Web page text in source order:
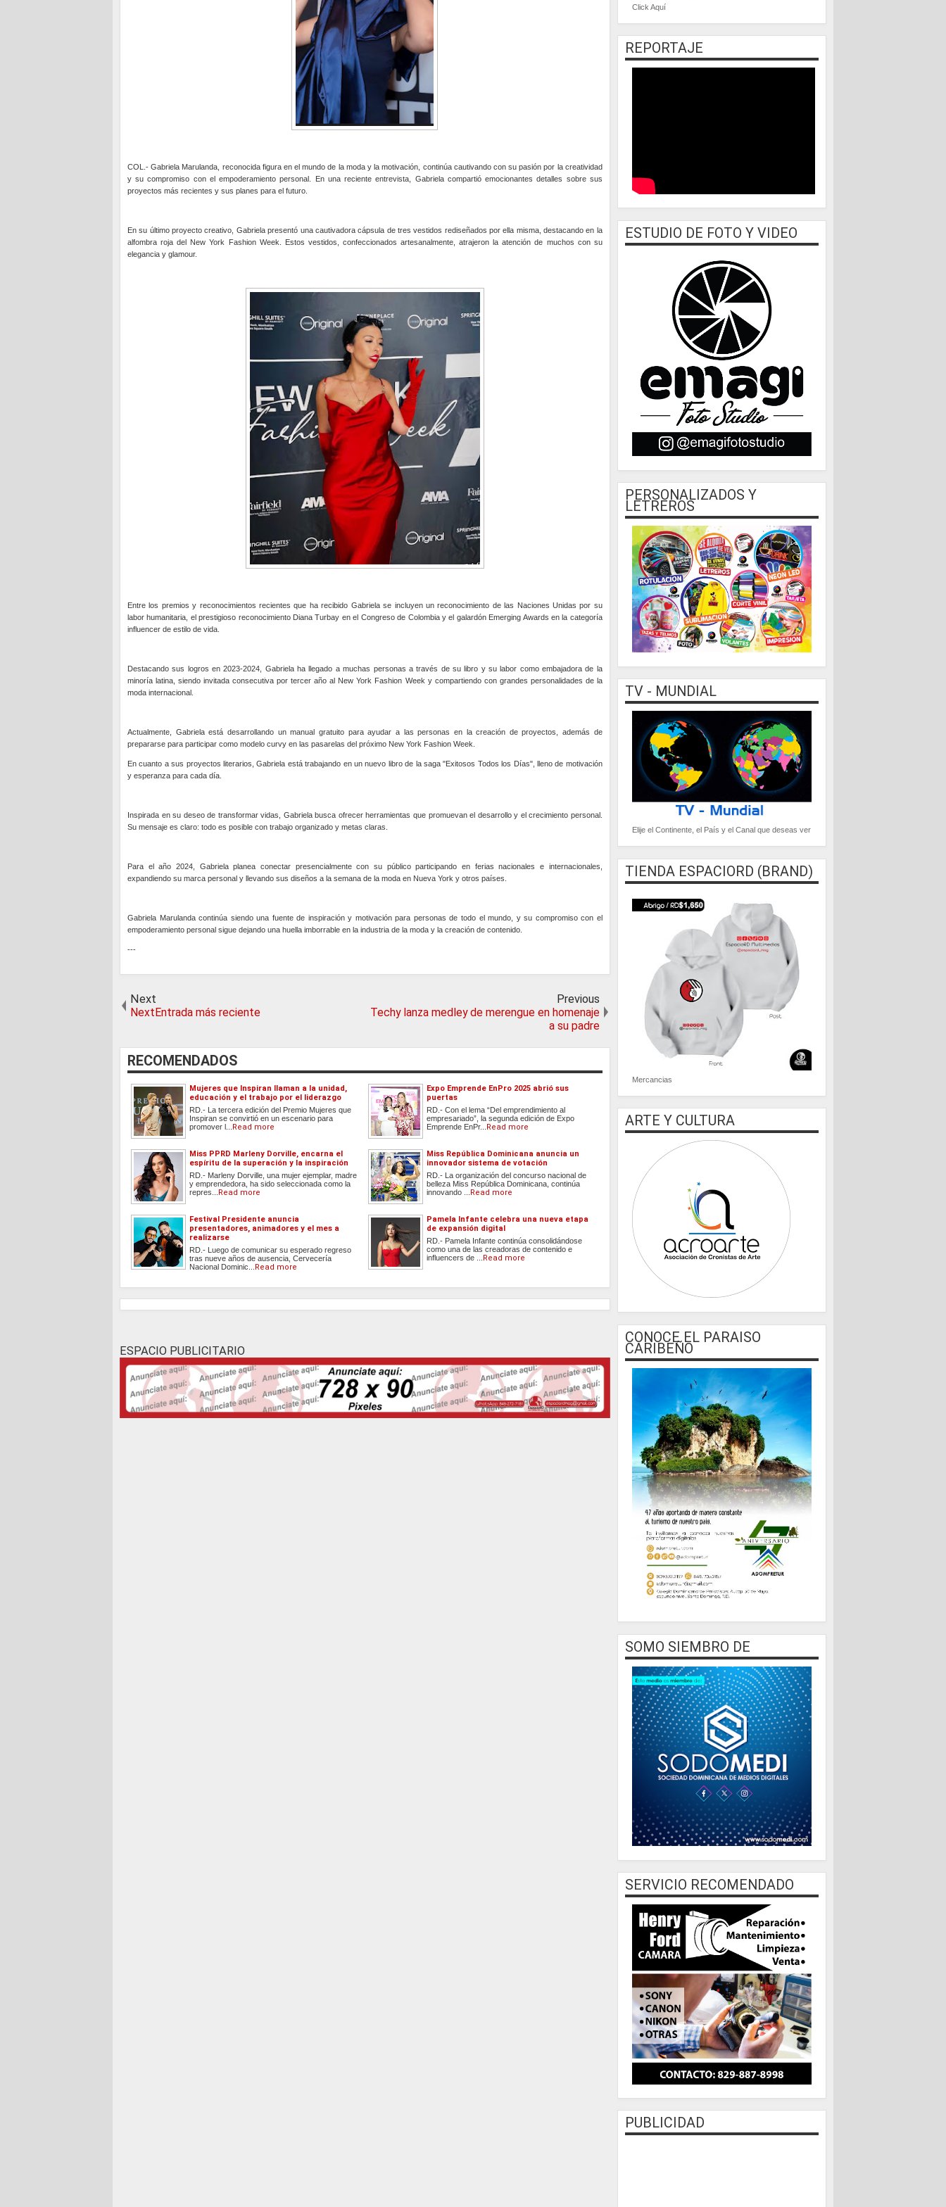
COL.- Gabriela Marulanda, reconocida figura en el mundo de la moda y la motivación, continúa cautivando con su pasión por la creatividad
y su compromiso con el empoderamiento personal. En una reciente entrevista, Gabriela compartió emocionantes detalles sobre sus
proyectos más recientes y sus planes para el futuro.
En su último proyecto creativo, Gabriela presentó una cautivadora cápsula de tres vestidos rediseñados por ella misma, destacando en la
alfombra roja del New York Fashion Week. Estos vestidos, confeccionados artesanalmente, atrajeron la atención de muchos con su
elegancia y glamour.
Entre los premios y reconocimientos recientes que ha recibido Gabriela se incluyen un reconocimiento de las Naciones Unidas por su
labor humanitaria, el prestigioso reconocimiento Diana Turbay en el Congreso de Colombia y el galardón Emerging Awards en la categoría
influencer de estilo de vida.
Destacando sus logros en 2023-2024, Gabriela ha llegado a muchas personas a través de su libro y su labor como embajadora de la
minoría latina, siendo invitada consecutiva por tercer año al New York Fashion Week y compartiendo con grandes personalidades de la
moda internacional.
Actualmente, Gabriela está desarrollando un manual gratuito para ayudar a las personas en la creación de proyectos, además de
prepararse para participar como modelo curvy en las pasarelas del próximo New York Fashion Week.
En cuanto a sus proyectos literarios, Gabriela está trabajando en un nuevo libro de la saga "Exitosos Todos los Días", lleno de motivación
y esperanza para cada día.
Inspirada en su deseo de transformar vidas, Gabriela busca ofrecer herramientas que promuevan el desarrollo y el crecimiento personal.
Su mensaje es claro: todo es posible con trabajo organizado y metas claras.
Para el año 2024, Gabriela planea conectar presencialmente con su público participando en ferias nacionales e internacionales,
expandiendo su marca personal y llevando sus diseños a la semana de la moda en Nueva York y otros países.
Gabriela Marulanda continúa siendo una fuente de inspiración y motivación para personas de todo el mundo, y su compromiso con el
empoderamiento personal sigue dejando una huella imborrable en la industria de la moda y la creación de contenido.
---
Next
NextEntrada más reciente
Previous
Techy lanza medley de merengue en homenaje
a su padre
RECOMENDADOS
Mujeres que Inspiran llaman a la unidad,
educación y el trabajo por el liderazgo
RD.- La tercera edición del Premio Mujeres que
Inspiran se convirtió en un escenario para
promover l... Read more
Expo Emprende EnPro 2025 abrió sus
puertas
RD.- Con el lema “Del emprendimiento al
empresariado”, la segunda edición de Expo
Emprende EnPr... Read more
Miss PPRD Marleny Dorville, encarna el
espíritu de la superación y la inspiración
RD.- Marleny Dorville, una mujer ejemplar, madre
y emprendedora, ha sido seleccionada como la
repres... Read more
Miss República Dominicana anuncia un
innovador sistema de votación
RD.- La organización del concurso nacional de
belleza Miss República Dominicana, continúa
innovando ... Read more
Festival Presidente anuncia
presentadores, animadores y el mes a
realizarse
RD.- Luego de comunicar su esperado regreso
tras nueve años de ausencia, Cervecería
Nacional Dominic... Read more
Pamela Infante celebra una nueva etapa
de expansión digital
RD.- Pamela Infante continúa consolidándose
como una de las creadoras de contenido e
influencers de ... Read more
ESPACIO PUBLICITARIO
Click Aquí
REPORTAJE
ESTUDIO DE FOTO Y VIDEO
PERSONALIZADOS Y
LETREROS
TV - MUNDIAL
Elije el Continente, el País y el Canal que deseas ver
TIENDA ESPACIORD (BRAND)
Mercancias
ARTE Y CULTURA
CONOCE EL PARAISO
CARIBEÑO
SOMO SIEMBRO DE
SERVICIO RECOMENDADO
PUBLICIDAD